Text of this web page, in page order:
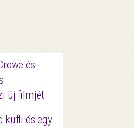
és
új filmjét
kufli és egy